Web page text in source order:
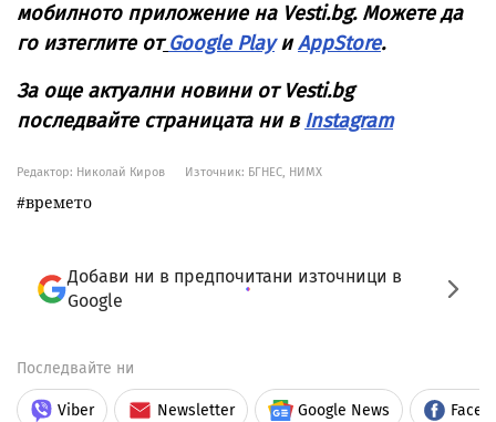
мобилното приложение на Vesti.bg. Можете да
го изтеглите от Google PlayиAppStore.
За още актуални новини от Vesti.bg
последвайте страницата ни вInstagram
Редактор: Николай Киров Източник: БГНЕС, НИМХ
времето
Добави ни в предпочитани източници в
Google
Последвайте ни
Viber Newsletter Google News